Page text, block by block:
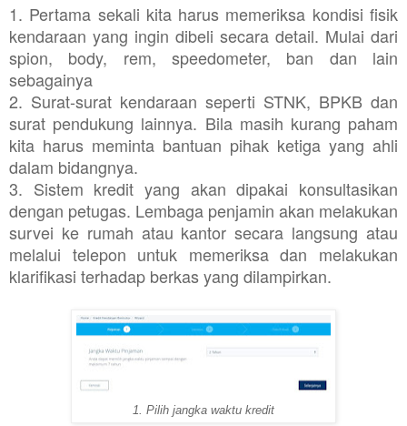
1. Pertama sekali kita harus memeriksa kondisi fisik
kendaraan yang ingin dibeli secara detail. Mulai dari
spion, body, rem, speedometer, ban dan lain
sebagainya
2. Surat-surat kendaraan seperti STNK, BPKB dan
surat pendukung lainnya. Bila masih kurang paham
kita harus meminta bantuan pihak ketiga yang ahli
dalam bidangnya.
3. Sistem kredit yang akan dipakai konsultasikan
dengan petugas. Lembaga penjamin akan melakukan
survei ke rumah atau kantor secara langsung atau
melalui telepon untuk memeriksa dan melakukan
klarifikasi terhadap berkas yang dilampirkan.
1. Pilih jangka waktu kredit